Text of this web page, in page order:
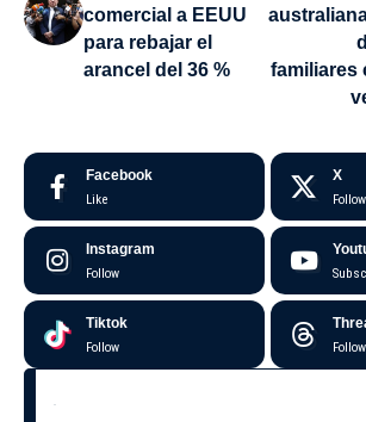
comercial a EEUU
para rebajar el
arancel del 36 %
familiares
Facebook
Like
X
Follow
Instagram
Follow
Tiktok
Follow Follow